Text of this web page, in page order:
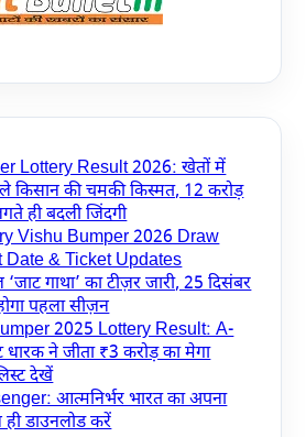
Lottery Result 2026: खेतों में
किसान की चमकी किस्मत, 12 करोड़
ही बदली जिंदगी
Vishu Bumper 2026 Draw
Date & Ticket Updates
गाथा’ का टीज़र जारी, 25 दिसंबर
पहला सीज़न
2025 Lottery Result: A-
ने जीता ₹3 करोड़ का मेगा
देखें
आत्मनिर्भर भारत का अपना
डाउनलोड करें